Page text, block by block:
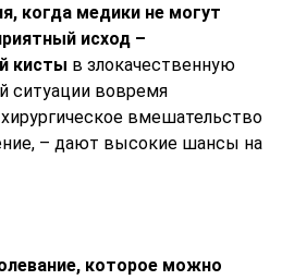
когда медики не могут
исход –
кисты в злокачественную
ситуации вовремя
вмешательство
– дают высокие шансы на
которое можно